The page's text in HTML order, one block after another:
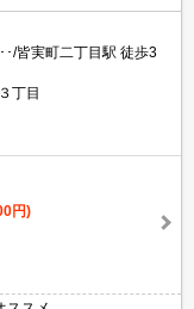
･/皆実町二丁目駅 徒歩3
丁目
円)